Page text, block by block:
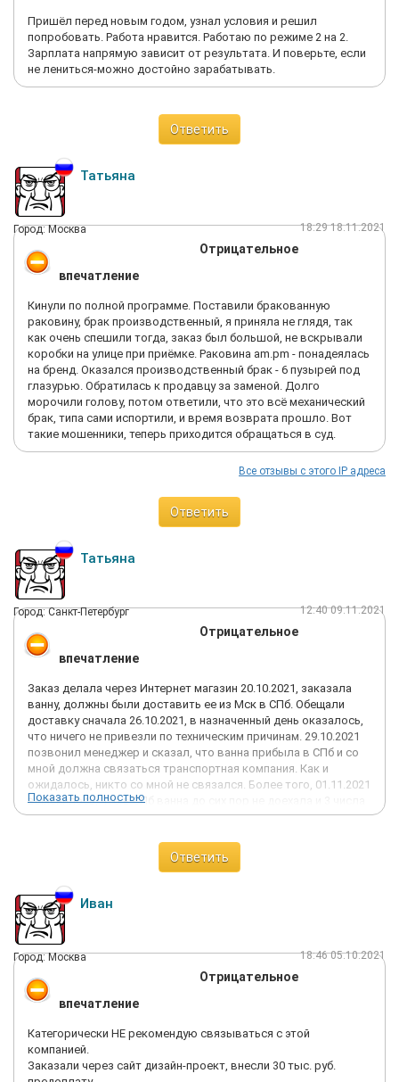
Пришёл перед новым годом, узнал условия и решил
попробовать. Работа нравится. Работаю по режиме 2 на 2.
Зарплата напрямую зависит от результата. И поверьте, если
не лениться-можно достойно зарабатывать.
Ответить
Татьяна
Город: Москва 18:29 18.11.2021
Отрицательное
впечатление
Кинули по полной программе. Поставили бракованную
раковину, брак производственный, я приняла не глядя, так
как очень спешили тогда, заказ был большой, не вскрывали
коробки на улице при приёмке. Раковина am.pm - понадеялась
на бренд. Оказался производственный брак - 6 пузырей под
глазурью. Обратилась к продавцу за заменой. Долго
морочили голову, потом ответили, что это всё механический
брак, типа сами испортили, и время возврата прошло. Вот
такие мошенники, теперь приходится обращаться в суд.
Все отзывы с этого IP адреса
Ответить
Татьяна
Город: Санкт-Петербург 12:40 09.11.2021
Отрицательное
впечатление
Заказ делала через Интернет магазин 20.10.2021, заказала
ванну, должны были доставить ее из Мск в СПб. Обещали
доставку сначала 26.10.2021, в назначенный день оказалось,
что ничего не привезли по техническим причинам. 29.10.2021
позвонил менеджер и сказал, что ванна прибыла в СПб и со
мной должна связаться транспортная компания. Как и
ожидалось, никто со мной не связался. Более того, 01.11.2021
выяснилось, что в СПб ванна до сих пор не доехала и 3 числа
точно должна быть, и со мной должны связаться. В
сообщить, что заказ задерживается и когда он будет.
Сегодня 09.11.2021, со мной так никто и не связался. После
связи с праздничными и нерабочими днями доставки не
осуществлялось и поступление ожидается в ближайшие дни.
Мой вопрос назвать точную дату "этих ближайших дней"
остался проигнорирован.
Видимо праздничные и нерабочие дни в этом магазине
начались раньше, чем у других. В целом, полное ощущение
того, что ванну так и не доставят. Не повторяйте моих
ошибок, лучше ничего тут не заказывайте.
Показать полностью
Ответить
Иван
Город: Москва 18:46 05.10.2021
Отрицательное
впечатление
Категорически НЕ рекомендую связываться с этой
компанией.
Заказали через сайт дизайн-проект, внесли 30 тыс. руб.